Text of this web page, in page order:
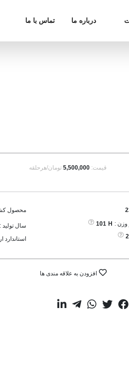
درباره ما تماس با ما
قیمت:5,500,000 تومان/هرحلقه
:
H
101
محصول
سال تولید :
استاندارد
افزودن به علاقه مندی ها